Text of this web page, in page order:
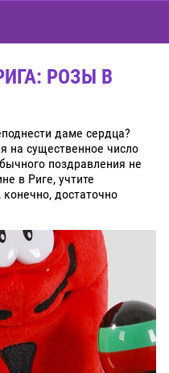
РОЗЫ В
даме сердца?
на существенное число
поздравления не
в Риге, учтите
достаточно